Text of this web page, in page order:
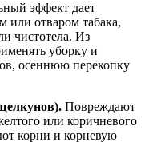
эффект дает
или отваром табака,
чистотела. Из
уборку и
осеннюю перекопку
Повреждают
или коричневого
корни и корневую